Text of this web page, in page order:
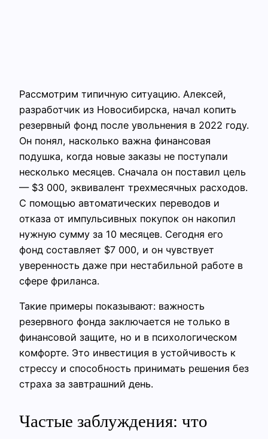
Рассмотрим типичную ситуацию. Алексей,
разработчик из Новосибирска, начал копить
резервный фонд после увольнения в 2022 году.
Он понял, насколько важна финансовая
подушка, когда новые заказы не поступали
несколько месяцев. Сначала он поставил цель
— $3 000, эквивалент трехмесячных расходов.
С помощью автоматических переводов и
отказа от импульсивных покупок он накопил
нужную сумму за 10 месяцев. Сегодня его
фонд составляет $7 000, и он чувствует
уверенность даже при нестабильной работе в
сфере фриланса.
Такие примеры показывают: важность
резервного фонда заключается не только в
финансовой защите, но и в психологическом
комфорте. Это инвестиция в устойчивость к
стрессу и способность принимать решения без
страха за завтрашний день.
Частые заблуждения: что